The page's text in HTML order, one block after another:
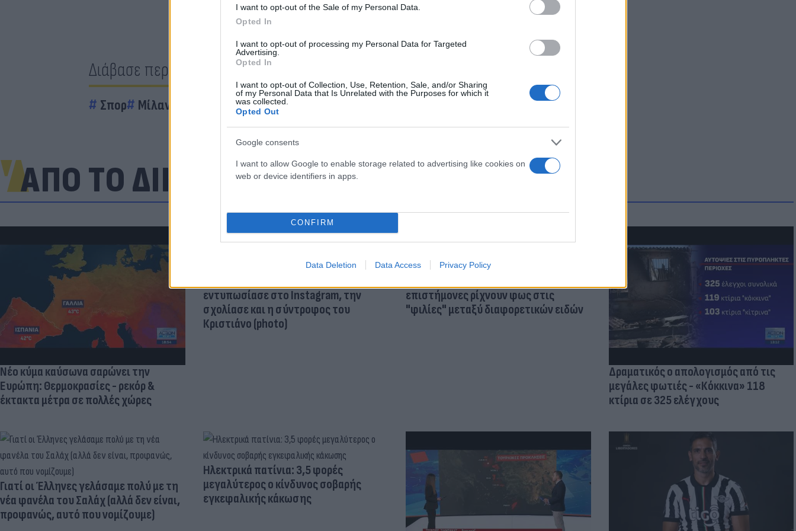
I want to opt-out of the Sale of my Personal Data.
Opted In
I want to opt-out of processing my Personal Data for Targeted
Advertising.
Opted In
I want to opt-out of Collection, Use, Retention, Sale, and/or Sharing
of my Personal Data that Is Unrelated with the Purposes for which it
was collected.
Opted Out
Google consents
I want to allow Google to enable storage related to advertising like cookies on
web or device identifiers in apps.
CONFIRM
Data Deletion Data Access Privacy Policy
Διάβασε περισσότερα
Σπορ Μίλαν
ΑΠΟ ΤΟ ΔΙΚΤΥΟ
Νέο κύμα καύσωνα σαρώνει την
Ευρώπη: Θερμοκρασίες - ρεκόρ &
έκτακτα μέτρα σε πολλές χώρες
εντυπωσίασε στο Instagram, την
σχολίασε και η σύντροφος του
Κριστιάνο (photo)
επιστήμονες ρίχνουν φως στις
"φιλίες" μεταξύ διαφορετικών ειδών
Δραματικός ο απολογισμός από τις
μεγάλες φωτιές - «Κόκκινα» 118
κτίρια σε 325 ελέγχους
Γιατί οι Έλληνες γελάσαμε πολύ με τη
νέα φανέλα του Σαλάχ (αλλά δεν είναι,
προφανώς, αυτό που νομίζουμε)
Ηλεκτρικά πατίνια: 3,5 φορές
μεγαλύτερος ο κίνδυνος σοβαρής
εγκεφαλικής κάκωσης